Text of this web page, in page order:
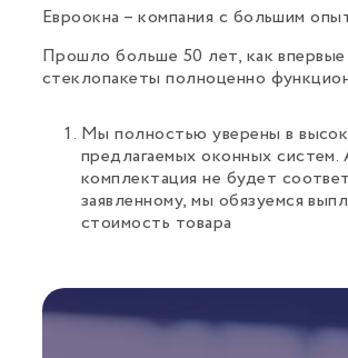
Евроокна – компания с большим
Прошло больше 50 лет, как
стеклопакеты полноценно
Мы полностью уверены в
предлагаемых оконных систем.
комплектация не будет
заявленному, мы обязуемся
стоимость товара